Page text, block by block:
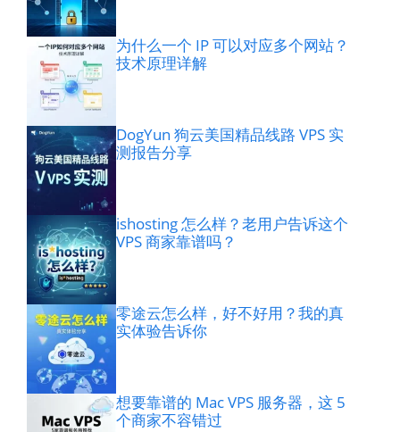
为什么一个 IP 可以对应多个网站？
技术原理详解
DogYun 狗云美国精品线路 VPS 实
测报告分享
ishosting 怎么样？老用户告诉这个
VPS 商家靠谱吗？
零途云怎么样，好不好用？我的真
实体验告诉你
想要靠谱的 Mac VPS 服务器，这 5
个商家不容错过